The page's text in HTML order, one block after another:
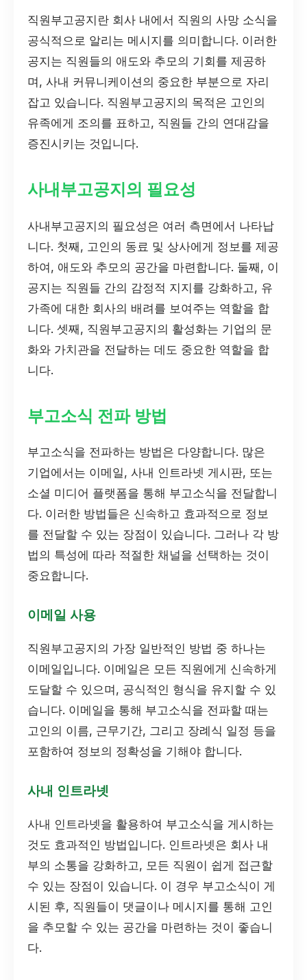
직원부고공지란 회사 내에서 직원의 사망 소식을
공식적으로 알리는 메시지를 의미합니다. 이러한
공지는 직원들의 애도와 추모의 기회를 제공하
며, 사내 커뮤니케이션의 중요한 부분으로 자리
잡고 있습니다. 직원부고공지의 목적은 고인의
유족에게 조의를 표하고, 직원들 간의 연대감을
증진시키는 것입니다.
사내부고공지의 필요성
사내부고공지의 필요성은 여러 측면에서 나타납
니다. 첫째, 고인의 동료 및 상사에게 정보를 제공
하여, 애도와 추모의 공간을 마련합니다. 둘째, 이
공지는 직원들 간의 감정적 지지를 강화하고, 유
가족에 대한 회사의 배려를 보여주는 역할을 합
니다. 셋째, 직원부고공지의 활성화는 기업의 문
화와 가치관을 전달하는 데도 중요한 역할을 합
니다.
부고소식 전파 방법
부고소식을 전파하는 방법은 다양합니다. 많은
기업에서는 이메일, 사내 인트라넷 게시판, 또는
소셜 미디어 플랫폼을 통해 부고소식을 전달합니
다. 이러한 방법들은 신속하고 효과적으로 정보
를 전달할 수 있는 장점이 있습니다. 그러나 각 방
법의 특성에 따라 적절한 채널을 선택하는 것이
중요합니다.
이메일 사용
직원부고공지의 가장 일반적인 방법 중 하나는
이메일입니다. 이메일은 모든 직원에게 신속하게
도달할 수 있으며, 공식적인 형식을 유지할 수 있
습니다. 이메일을 통해 부고소식을 전파할 때는
고인의 이름, 근무기간, 그리고 장례식 일정 등을
포함하여 정보의 정확성을 기해야 합니다.
사내 인트라넷
사내 인트라넷을 활용하여 부고소식을 게시하는
것도 효과적인 방법입니다. 인트라넷은 회사 내
부의 소통을 강화하고, 모든 직원이 쉽게 접근할
수 있는 장점이 있습니다. 이 경우 부고소식이 게
시된 후, 직원들이 댓글이나 메시지를 통해 고인
을 추모할 수 있는 공간을 마련하는 것이 좋습니
다.